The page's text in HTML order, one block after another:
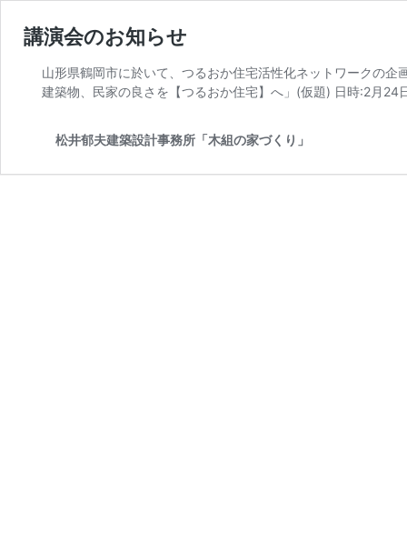
講演会のお知らせ
山形県鶴岡市に於いて、つるおか住宅活性化ネットワークの
建築物、民家の良さを【つるおか住宅】へ」(仮題) 日時:2月
松井郁夫建築設計事務所「木組の家づくり」